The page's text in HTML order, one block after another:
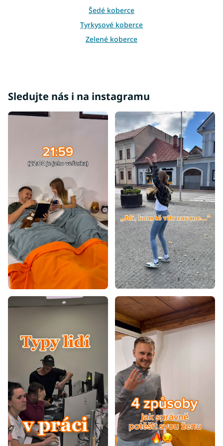
Šedé koberce
Tyrkysové koberce
Zelené koberce
Krémové koberce
Fialové koberce
Oranžové koberce
Koberce 60x100
Koberce 60x120
Koberce 80x150
Koberce 80x200
Koberce 80x300
Koberce 90x200
Koberce 100x200
Koberce 120x160
Koberce 120x170
Koberce 120x180
Koberce 120x200
Koberce 140x190
Koberce 140x200
Koberce 160x200
Koberce 160x220
Koberce 160x230
Koberce 170x240
Koberce 180x260
Koberce 180x280
Koberce 200x290
Koberce 200x300
Koberce 240x330
Sledujte nás i na instagramu